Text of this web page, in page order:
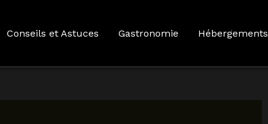
Conseils et Astuces Gastronomie Hébergements